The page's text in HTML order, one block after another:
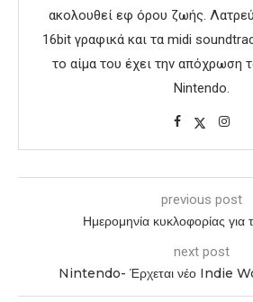
ακολουθεί εφ όρου ζωής.
16bit γραφικά και τα midi
το αίμα του έχει την απόχρωση
Nintendo.
previous post
Ημερομηνία κυκλοφορίας
next post
Nintendo- Έρχεται νέο Indie